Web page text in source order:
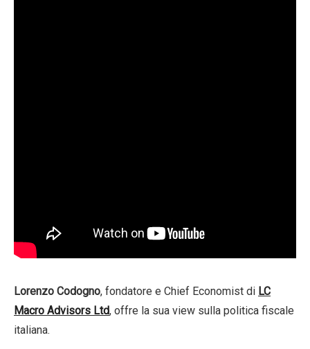
Lorenzo Codogno, fondatore e Chief Economist di LC
Macro Advisors Ltd, offre la sua view sulla politica fiscale
italiana.